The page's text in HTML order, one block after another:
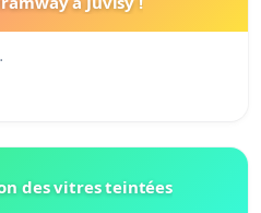
des vitres teintées